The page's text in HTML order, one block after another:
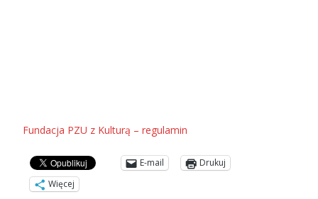
Fundacja PZU z Kulturą – regulamin
E-mail
Drukuj
Więcej